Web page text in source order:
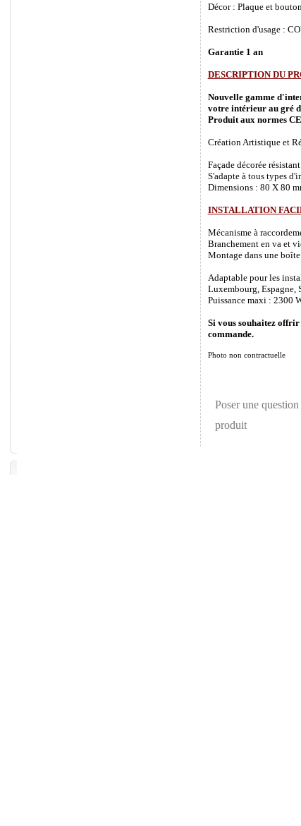
Décor : Plaque et
Restriction d'usage :
Garantie 1 an
DESCRIPTION DU
Nouvelle gamme
votre intérieur au gré
Produit aux normes
Création Artistique et
Façade décorée
S'adapte à tous types
Dimensions : 80 X 80
INSTALLATION
Mécanisme à
Branchement en va et
Montage dans une boîte
Adaptable pour les
Luxembourg, Espagne,
Puissance maxi : 2300
Si vous souhaitez offrir
commande.
Photo non contractuelle
Poser une question
produit